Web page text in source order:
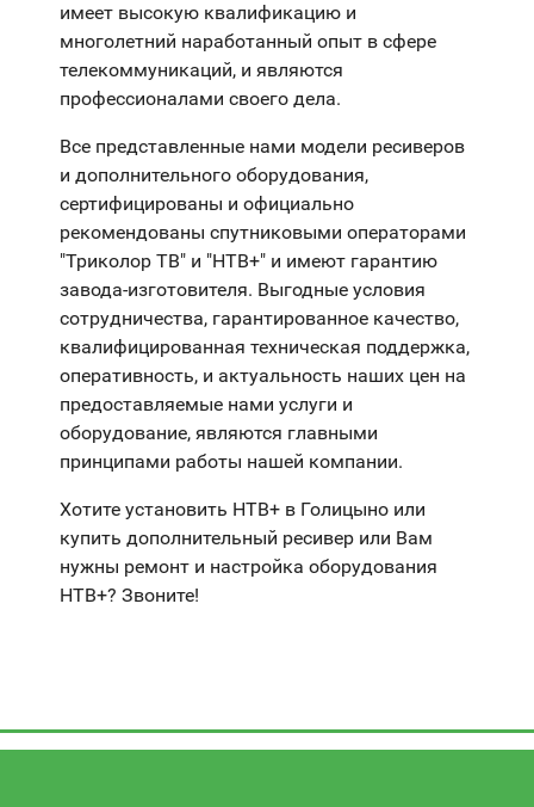
имеет высокую квалификацию и
многолетний наработанный опыт в сфере
телекоммуникаций, и являются
профессионалами своего дела.
Все представленные нами модели ресиверов
и дополнительного оборудования,
сертифицированы и официально
рекомендованы спутниковыми операторами
"Триколор ТВ" и "НТВ+" и имеют гарантию
завода-изготовителя. Выгодные условия
сотрудничества, гарантированное качество,
квалифицированная техническая поддержка,
оперативность, и актуальность наших цен на
предоставляемые нами услуги и
оборудование, являются главными
принципами работы нашей компании.
Хотите установить НТВ+ в Голицыно или
купить дополнительный ресивер или Вам
нужны ремонт и настройка оборудования
НТВ+? Звоните!